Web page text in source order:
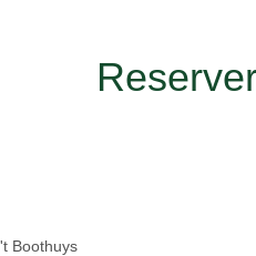
Boothuys